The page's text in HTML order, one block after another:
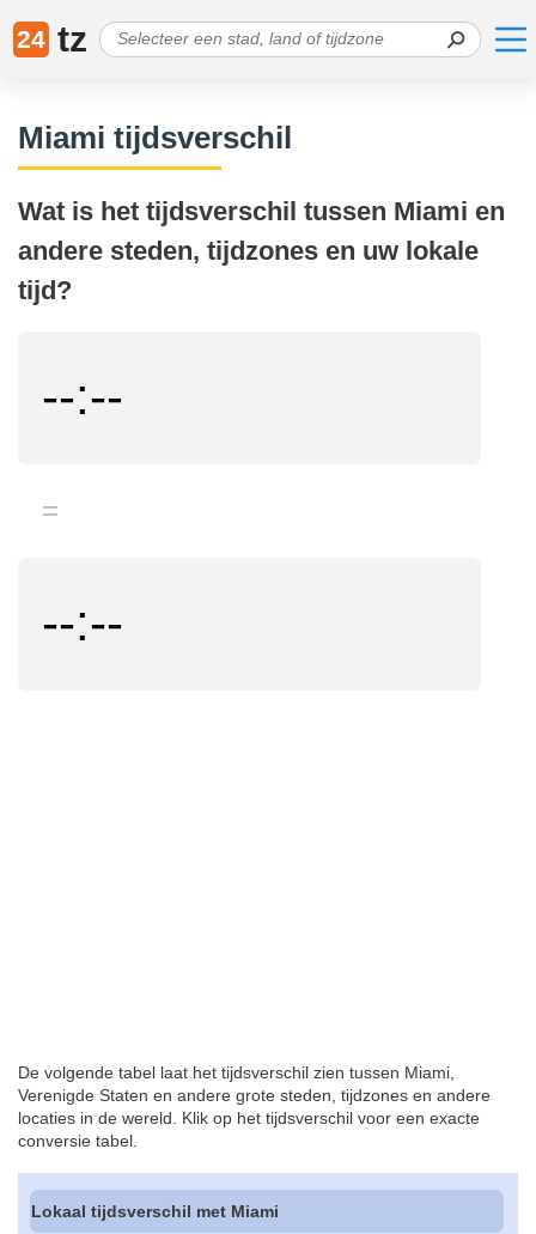
24 tz
Miami tijdsverschil
Wat is het tijdsverschil tussen Miami en
andere steden, tijdzones en uw lokale
tijd?
--:--
=
--:--
De volgende tabel laat het tijdsverschil zien tussen Miami,
Verenigde Staten en andere grote steden, tijdzones en andere
locaties in de wereld. Klik op het tijdsverschil voor een exacte
conversie tabel.
Lokaal tijdsverschil met Miami